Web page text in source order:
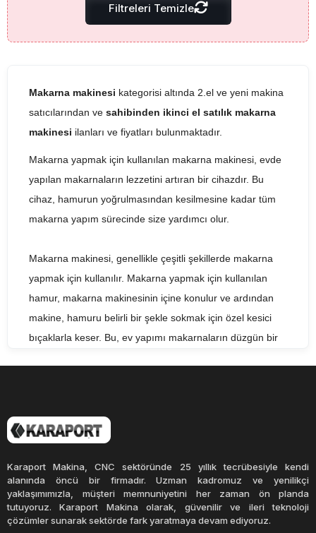
Filtreleri Temizle
Makarna makinesi kategorisi altında 2.el ve yeni makina
satıcılarından ve sahibinden ikinci el satılık makarna
makinesi ilanları ve fiyatları bulunmaktadır.
Makarna yapmak için kullanılan makarna makinesi, evde
yapılan makarnaların lezzetini artıran bir cihazdır. Bu
cihaz, hamurun yoğrulmasından kesilmesine kadar tüm
makarna yapım sürecinde size yardımcı olur.
Makarna makinesi, genellikle çeşitli şekillerde makarna
yapmak için kullanılır. Makarna yapmak için kullanılan
hamur, makarna makinesinin içine konulur ve ardından
makine, hamuru belirli bir şekle sokmak için özel kesici
bıçaklarla keser. Bu, ev yapımı makarnaların düzgün bir
oldukça kullanışlı bir cihazdır. Bu cihaz sayesinde, evde
yapabileceğiniz çeşitli makarna çeşitleri ile kendi
taze malzemeler kullanarak daha lezzetli ve sağlıklı bir
yemek hazırlayabilirsiniz.
Karaport Makina, CNC sektöründe 25 yıllık tecrübesiyle kendi
alanında öncü bir firmadır. Uzman kadromuz ve yenilikçi
yaklaşımımızla, müşteri memnuniyetini her zaman ön planda
tutuyoruz. Karaport Makina olarak, güvenilir ve ileri teknoloji
çözümler sunarak sektörde fark yaratmaya devam ediyoruz.